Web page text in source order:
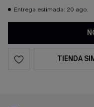
Entrega estimada: 20 ago.
TIENDA